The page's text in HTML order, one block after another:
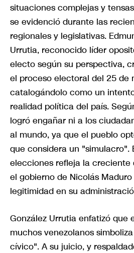
situaciones complejas y
se evidenció durante las
regionales y legislativas.
Urrutia, reconocido líder
electo según su perspectiva,
el proceso electoral del 25 de
catalogándolo como un
realidad política del país.
logró engañar ni a los
al mundo, ya que el pueblo
que considera un "simulacro".
elecciones refleja la creciente
el gobierno de Nicolás
legitimidad en su
González Urrutia enfatizó que
muchos venezolanos
cívico". A su juicio, y